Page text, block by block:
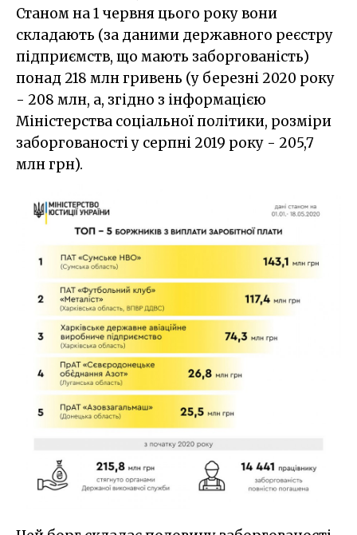
Станом на 1 червня цього року вони
складають (за даними державного реєстру
підприємств, що мають заборгованість)
понад 218 млн гривень (у березні 2020 року
- 208 млн, а, згідно з інформацією
Міністерства соціальної політики, розміри
заборгованості у серпні 2019 року - 205,7
млн грн).